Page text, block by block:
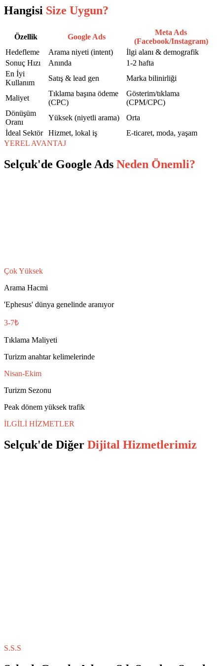
Hangisi Size Uygun?
Özellik Google Ads
Meta Ads
(Facebook/Instagram)
Hedefleme
Arama niyeti (intent)
İlgi alanı & demografik
Sonuç Hızı
Anında
1-2 hafta
En İyi
Kullanım
Satış & lead gen Marka bilinirliği
Maliyet
Tıklama başına ödeme
(CPC)
Gösterim/tıklama
(CPM/CPC)
Dönüşüm
Oranı
Yüksek (niyetli arama)
Orta
İdeal Sektör
Hizmet, lokal iş
E-ticaret, moda, yaşam
YEREL AVANTAJ
Selçuk'de Google Ads Neden Önemli?
Çok Yüksek
Arama Hacmi
'Ephesus' dünya genelinde aranıyor
3-7₺
Tıklama Maliyeti
Turizm anahtar kelimelerinde
Nisan-Ekim
Turizm Sezonu
Peak dönem yüksek trafik
İLGİLİ HİZMETLER
Selçuk'de Diğer Dijital Hizmetlerimiz
S.S.S